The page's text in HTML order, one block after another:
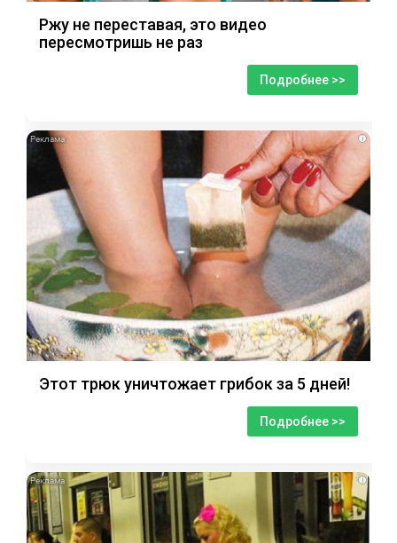
Ржу не переставая, это видео
пересмотришь не раз
Подробнее >>
i
Этот трюк уничтожает грибок за 5 дней!
Подробнее >>
i